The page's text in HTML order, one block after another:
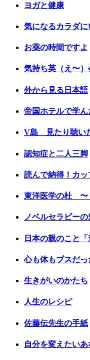
ヨガと健康
気になるカラダに
お薬の時間ですよ
気持ち英（え〜）
外から見る日本語
帝国ホテルで学
V島 見たり聴い
認知症と二人三脚
読んで納得！カ
東洋医学の杜 〜
ノベルセラピーの
日本の親のこと「
心も体もブスだっ
生きがいのかたち
人生のレシピ
佐藤伝先生の手紙
自分を変えたい